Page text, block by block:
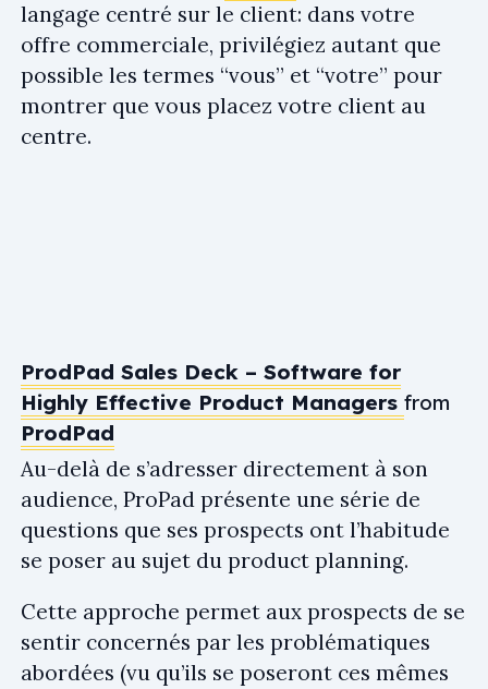
langage centré sur le client: dans votre
offre commerciale, privilégiez autant que
possible les termes “vous” et “votre” pour
montrer que vous placez votre client au
centre.
ProdPad Sales Deck – Software for
Highly Effective Product Managers from
ProdPad
Au-delà de s’adresser directement à son
audience, ProPad présente une série de
questions que ses prospects ont l’habitude
se poser au sujet du product planning.
Cette approche permet aux prospects de se
sentir concernés par les problématiques
abordées (vu qu’ils se poseront ces mêmes